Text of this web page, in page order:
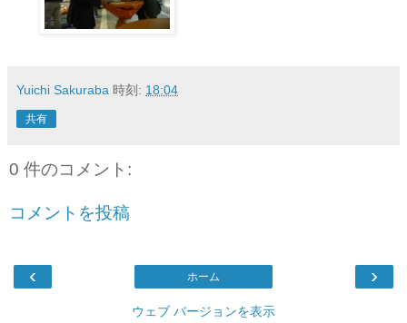
Yuichi Sakuraba 時刻: 18:04
共有
0 件のコメント:
コメントを投稿
‹ ›
ホーム
ウェブ バージョンを表示